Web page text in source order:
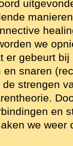
we
er gebeurt
snaren
strengen
en
we weer